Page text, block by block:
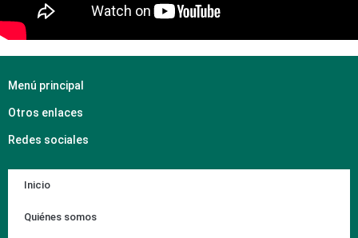
Menú principal
Otros enlaces
Redes sociales
Inicio
Quiénes somos